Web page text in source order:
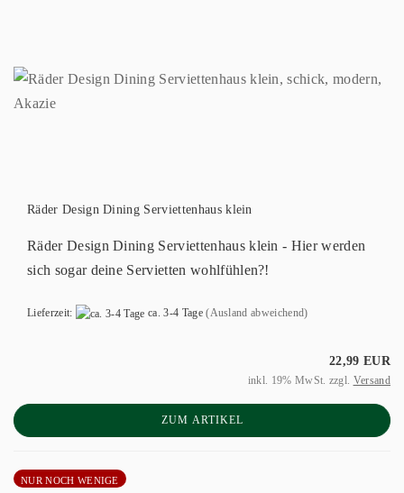
Räder Design Dining Serviettenhaus klein
Räder Design Dining Serviettenhaus klein - Hier werden
sich sogar deine Servietten wohlfühlen?!
Lieferzeit: ca. 3-4 Tage (Ausland abweichend)
22,99 EUR
inkl. 19% MwSt. zzgl. Versand
ZUM ARTIKEL
NUR NOCH WENIGE